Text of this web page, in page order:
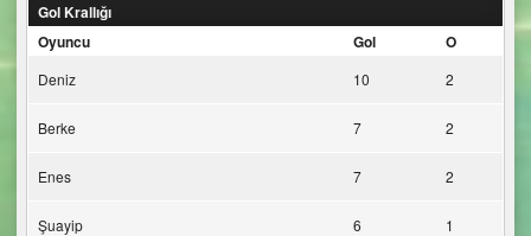
Gol Krallığı
Oyuncu
Gol O
Deniz 10 2
Berke 7 2
Enes 7 2
Şuayip 6 1